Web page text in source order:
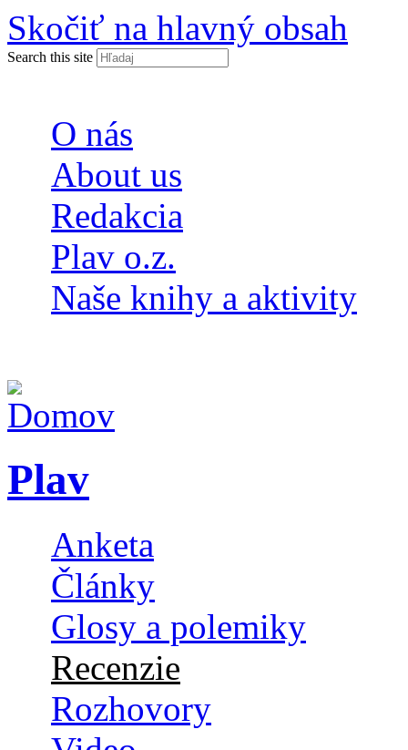
Skočiť na hlavný obsah
Search this site
O nás
About us
Redakcia
Plav o.z.
Naše knihy a aktivity
Plav
Anketa
Články
Glosy a polemiky
Recenzie
Rozhovory